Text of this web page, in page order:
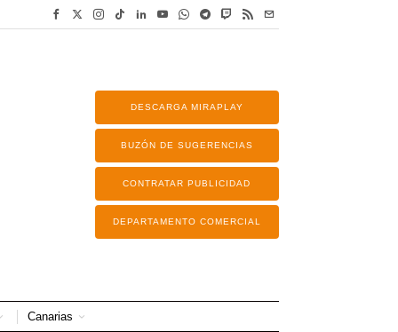
DESCARGA MIRAPLAY
BUZÓN DE SUGERENCIAS
CONTRATAR PUBLICIDAD
DEPARTAMENTO COMERCIAL
Canarias